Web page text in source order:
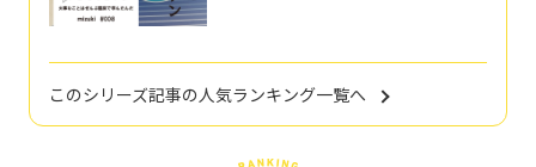
このシリーズ記事の人気ランキング一覧へ